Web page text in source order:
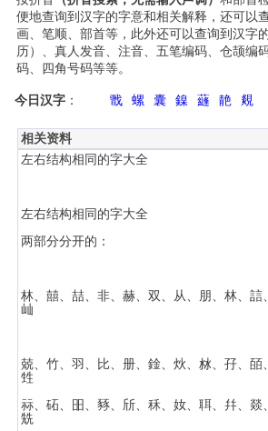
便地查询到汉字的字意和相关解释，还可以
画、笔顺、部首等，此外还可以查询到汉字
历）、真人发音、注音、五笔编码、仓颉编
码、四角号码等等。
今日汉字 ： 戬 螺 囊 鎳 蘕 靘 覢
相关资料
左右结构相同的字大全
左右结构相同的字大全
两部分分开的：
林、囍、喆、非、赫、双、从、朋、林、誩
屾
兢、竹、羽、比、册、鍂、炏、沝、孖、皕
甡
祘、砳、昍、豩、斦、秝、奻、聑、幷、燚
兟